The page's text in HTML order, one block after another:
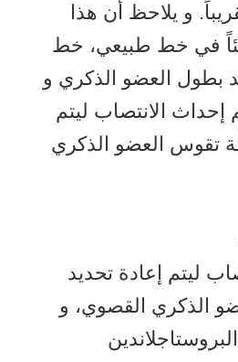
سم تقريباً. و يلاحظ أن هذا
في خط طبيعي، خط
بطول العضو الذكري و
الانتصاب ليتم
تقوس العضو الذكري
ليتم إعادة تحديد
الذكري القصوي، و